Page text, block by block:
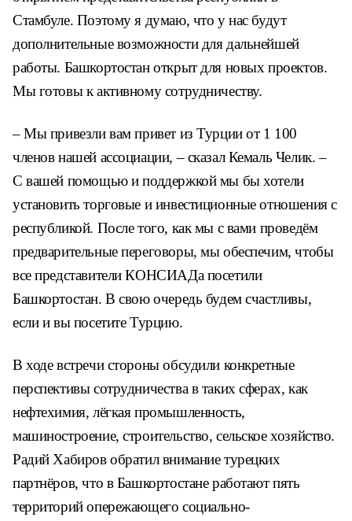
Стамбуле. Поэтому я думаю, что у нас будут
дополнительные возможности для дальнейшей
работы. Башкортостан открыт для новых проектов.
Мы готовы к активному сотрудничеству.
– Мы привезли вам привет из Турции от 1 100
членов нашей ассоциации, – сказал Кемаль Челик. –
С вашей помощью и поддержкой мы бы хотели
установить торговые и инвестиционные отношения с
республикой. После того, как мы с вами проведём
предварительные переговоры, мы обеспечим, чтобы
все представители КОНСИАДа посетили
Башкортостан. В свою очередь будем счастливы,
если и вы посетите Турцию.
В ходе встречи стороны обсудили конкретные
перспективы сотрудничества в таких сферах, как
нефтехимия, лёгкая промышленность,
машиностроение, строительство, сельское хозяйство.
Радий Хабиров обратил внимание турецких
партнёров, что в Башкортостане работают пять
территорий опережающего социально-